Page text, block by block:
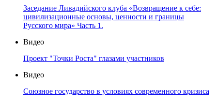
Заседание Ливадийского клуба «Возвращение к себе:
цивилизационные основы, ценности и границы
Русского мира» Часть 1.
Видео
Проект "Точки Роста" глазами участников
Видео
Союзное государство в условиях современного кризиса